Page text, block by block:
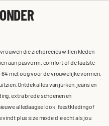
die zich precies willen kleden
aan pasvorm, comfort of de laatste
met oog voor de vrouwelijke vormen,
Ontdek alles van jurken, jeans en
extra brede schoenen en
alledaagse look, feestkleding of
vindt plus size mode die echt als jou